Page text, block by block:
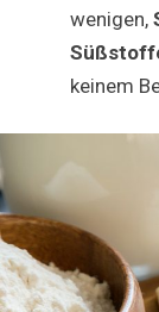
wenigen,
keinem